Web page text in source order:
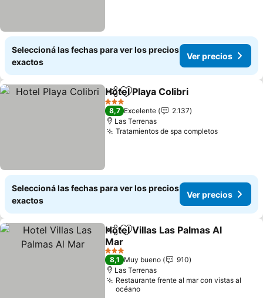
Seleccioná las fechas para ver los precios
exactos
Ver precios
CompartirAñadir a favoritos
Hotel Playa Colibri
3 Estrellas
8,7 Excelente
2.137
Las Terrenas
Tratamientos de spa completos
Seleccioná las fechas para ver los precios
exactos
Ver precios
CompartirAñadir a favoritos
Hotel Villas Las Palmas Al
Mar
3 Estrellas
8,1 Muy bueno
910
Las Terrenas
Restaurante frente al mar con vistas al
océano